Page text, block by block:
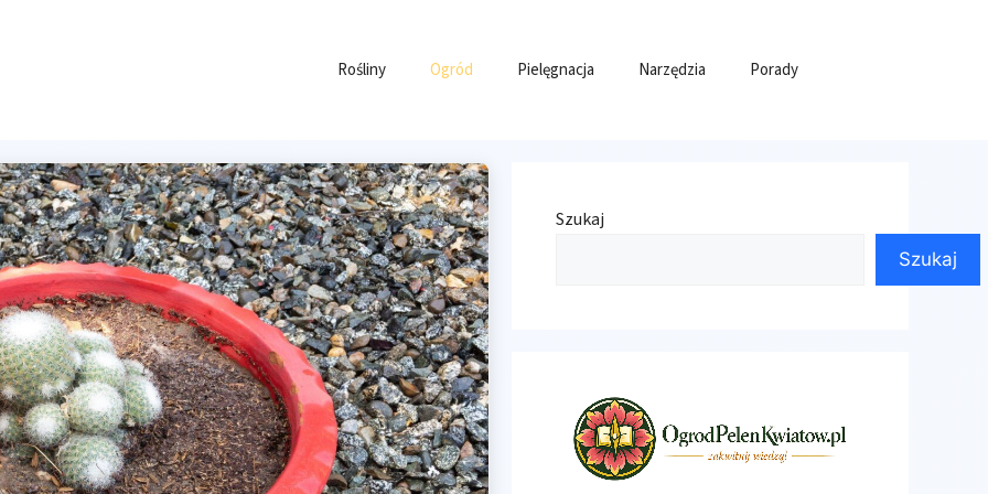
Rośliny Ogród Pielęgnacja Narzędzia Porady
Szukaj
Szukaj